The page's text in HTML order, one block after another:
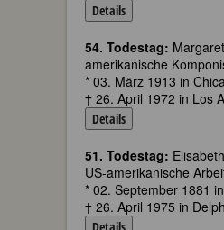
Details
54. Todestag:
amerikanische
* 03. März 1913 in
† 26. April 1972 in Los
Details
51. Todestag:
US-amerikanische
* 02. September 1881
† 26. April 1975 in